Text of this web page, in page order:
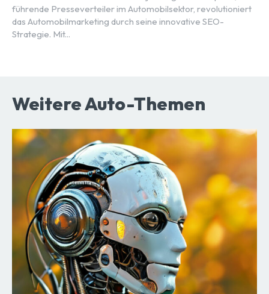
führende Presseverteiler im Automobilsektor, revolutioniert
das Automobilmarketing durch seine innovative SEO-
Strategie. Mit...
Weitere Auto-Themen